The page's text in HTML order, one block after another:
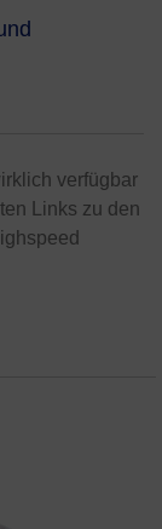
verfügbar
Links zu den